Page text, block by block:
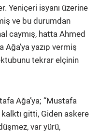
Yeniçeri isyanı üzerine
ve bu durumdan
caymış, hatta Ahmed
Ağa’ya yazıp vermiş
tekrar elçinin
Ağa’ya; “Mustafa
gitti, Giden askere
var yürü,